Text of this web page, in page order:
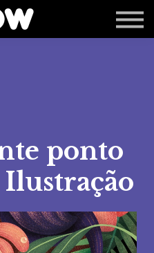
Zupi
ponto
Ilustração